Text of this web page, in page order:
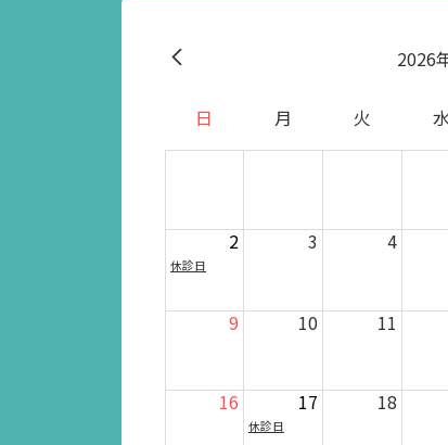
2026
日 月 火
2
休診日
3 4
9 10 11
16 17
休診日
18